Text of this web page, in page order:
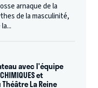
arnaque de la
de la masculinité,
avec l'équipe
et
Théâtre La Reine